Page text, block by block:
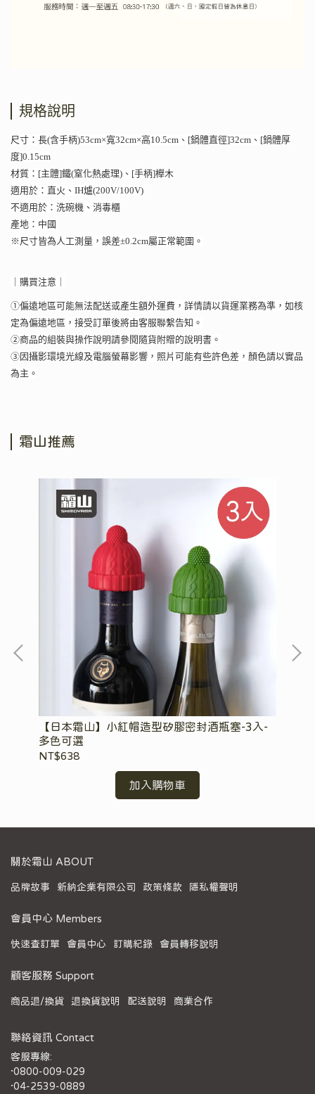
規格說明
尺寸：長(含手柄)53cm×寬32cm×高10.5cm、[鍋體直徑]32cm、[鍋體厚
度]0.15cm
材質：[主體]鐵(窒化熱處理)、[手柄]櫸木
適用於：直火、IH爐(200V/100V)
不適用於：洗碗機、消毒櫃
產地：中國
※尺寸皆為人工測量，誤差±0.2cm屬正常範圍。
｜購買注意｜
①偏遠地區可能無法配送或產生額外運費，詳情請以貨運業務為準，如核
定為偏遠地區，接受訂單後將由客服聯繫告知。
②商品的組裝與操作說明請參閱隨貨附贈的說明書。
③因攝影環境光線及電腦螢幕影響，照片可能有些許色差，顏色請以實品
為主。
霜山推薦
【日本霜山】小紅帽造型矽膠密封酒瓶塞-3入-
多色可選
NT$638
加入購物車
關於霜山 ABOUT
品牌故事 新納企業有限公司 政策條款 隱私權聲明
會員中心 Members
快速查訂單 會員中心 訂購紀錄 會員轉移說明
顧客服務 Support
商品退/換貨 退換貨說明 配送說明 商業合作
聯絡資訊 Contact
客服專線:
·0800-009-029
·04-2539-0889